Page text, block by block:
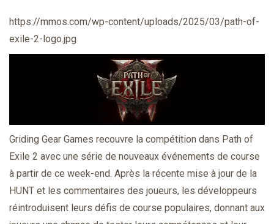
https://mmos.com/wp-content/uploads/2025/03/path-of-
exile-2-logo.jpg
Griding Gear Games recouvre la compétition dans Path of
Exile 2 avec une série de nouveaux événements de course
à partir de ce week-end. Après la récente mise à jour de la
HUNT et les commentaires des joueurs, les développeurs
réintroduisent leurs défis de course populaires, donnant aux